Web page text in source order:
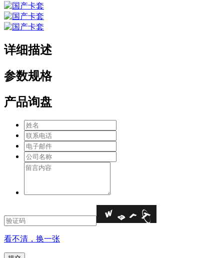
详细描述
参数规格
产品询盘
看不清，换一张